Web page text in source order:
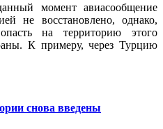
момент авиасообщение
не восстановлено, однако,
на территорию этого
К примеру, через Турцию
снова введены